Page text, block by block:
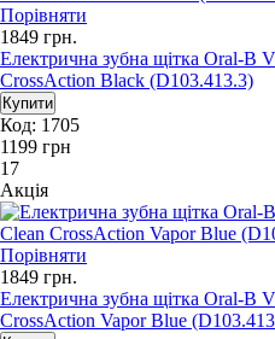
Порівняти
1849 грн.
Електрична зубна щітка Oral-B
CrossAction Black (D103.413.3)
Код: 1705
1199 грн
17
Акція
Порівняти
1849 грн.
Електрична зубна щітка Oral-B
CrossAction Vapor Blue